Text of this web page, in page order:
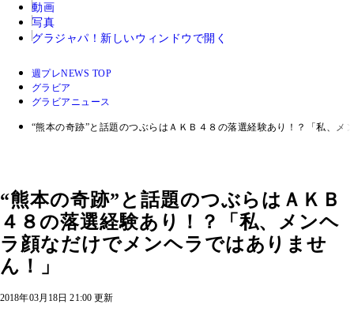
動画
写真
グラジャパ！ 新しいウィンドウで開く
週プレNEWS TOP
グラビア
グラビアニュース
“熊本の奇跡”と話題のつぶらはＡＫＢ４８の落選経験あり！？「私、メ
“熊本の奇跡”と話題のつぶらはＡＫＢ
４８の落選経験あり！？「私、メンヘ
ラ顔なだけでメンヘラではありませ
ん！」
2018年03月18日 21:00 更新